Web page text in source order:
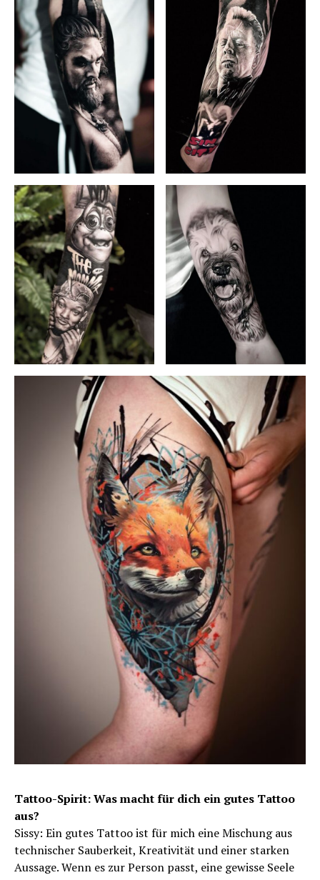
Tattoo-Spirit: Was macht für dich ein gutes Tattoo
aus?
Sissy: Ein gutes Tattoo ist für mich eine Mischung aus
technischer Sauberkeit, Kreativität und einer starken
Aussage. Wenn es zur Person passt, eine gewisse Seele